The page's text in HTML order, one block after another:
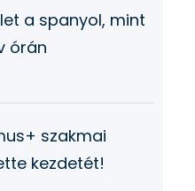
a spanyol, mint
órán
szakmai
kezdetét!